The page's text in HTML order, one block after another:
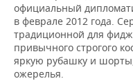
официальный
в феврале 2012 года.
традиционной для
привычного строгого
яркую рубашку и
ожерелья.